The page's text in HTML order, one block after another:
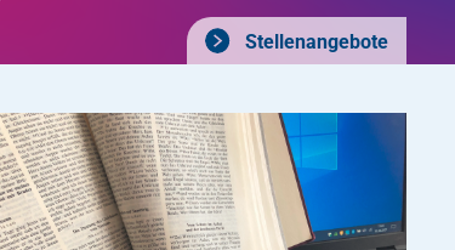
Stellenangebote